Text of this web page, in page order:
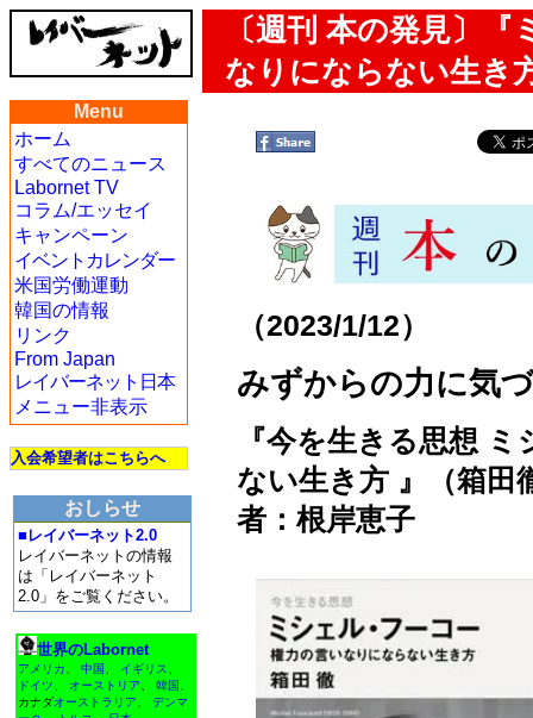
〔週刊 本の発見〕
なりにならない生き
Menu
ホーム
すべてのニュース
Labornet TV
コラム/エッセイ
キャンペーン
イベントカレンダー
米国労働運動
韓国の情報
リンク
From Japan
レイバーネット日本
メニュー非表示
入会希望者はこちらへ
おしらせ
■レイバーネット2.0
レイバーネットの情報
は「レイバーネット
2.0」をご覧ください。
世界のLabornet
アメリカ 中国 イギリス
ドイツ
オーストリア 韓国
カナダオーストラリア
デンマ
（2023/1/12）
みずからの力に気
『今を生きる思想
ない生き方 』（箱田
者：根岸恵子